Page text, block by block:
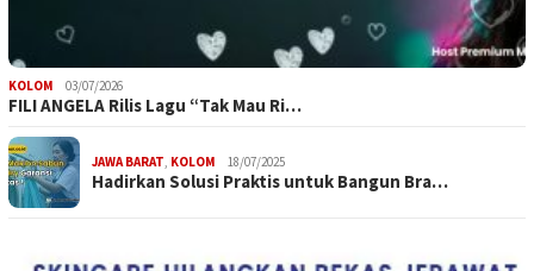
KOLOM 03/07/2026
FILI ANGELA Rilis Lagu “Tak Mau Ri…
JAWA BARAT KOLOM 18/07/2025
Hadirkan Solusi Praktis untuk Bangun Bra…